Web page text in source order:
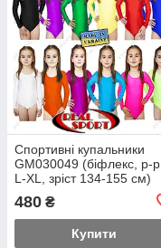
Спортивні купальники
GM030049 (біфлекс, р-р
L-XL, зріст 134-155 см)
480 ₴
Купити